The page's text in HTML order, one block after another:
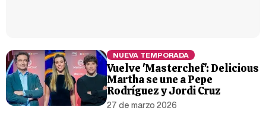
NUEVA TEMPORADA
Vuelve 'Masterchef': Delicious
Martha se une a Pepe
Rodríguez y Jordi Cruz
27 de marzo 2026